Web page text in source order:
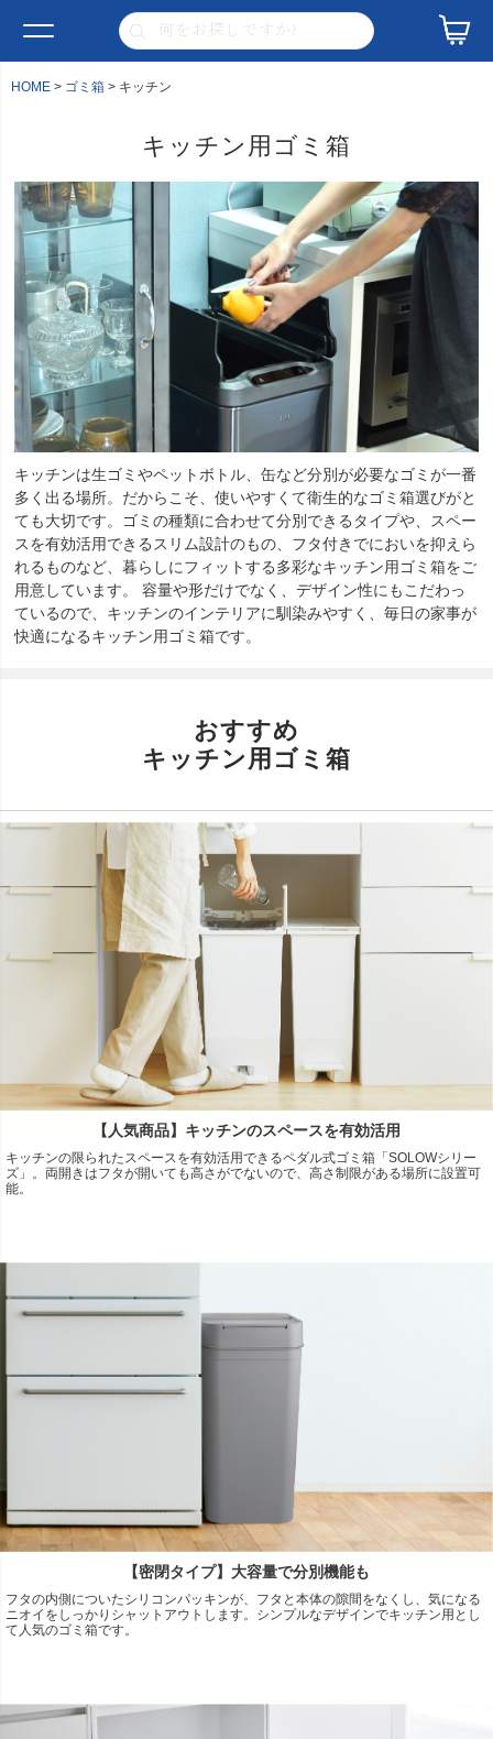
HOME ゴミ箱 キッチン
キッチン用ゴミ箱
キッチンは生ゴミやペットボトル、缶など分別が必要なゴミが一番
多く出る場所。だからこそ、使いやすくて衛生的なゴミ箱選びがと
ても大切です。ゴミの種類に合わせて分別できるタイプや、スペー
スを有効活用できるスリム設計のもの、フタ付きでにおいを抑えら
れるものなど、暮らしにフィットする多彩なキッチン用ゴミ箱をご
用意しています。 容量や形だけでなく、デザイン性にもこだわっ
ているので、キッチンのインテリアに馴染みやすく、毎日の家事が
快適になるキッチン用ゴミ箱です。
おすすめ
キッチン用ゴミ箱
【人気商品】キッチンのスペースを有効活用
キッチンの限られたスペースを有効活用できるペダル式ゴミ箱「SOLOWシリー
ズ」。両開きはフタが開いても高さがでないので、高さ制限がある場所に設置可
能。
【密閉タイプ】大容量で分別機能も
フタの内側についたシリコンパッキンが、フタと本体の隙間をなくし、気になる
ニオイをしっかりシャットアウトします。シンプルなデザインでキッチン用とし
て人気のゴミ箱です。